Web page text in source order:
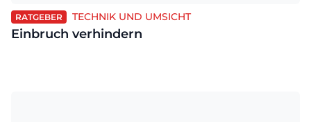
RATGEBER TECHNIK UND UMSICHT
Einbruch verhindern